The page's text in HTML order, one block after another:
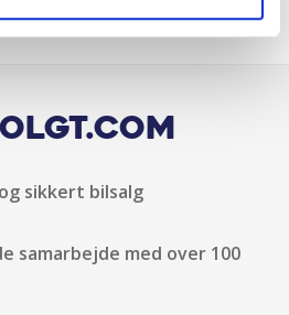
sikkert bilsalg
samarbejde med over 100